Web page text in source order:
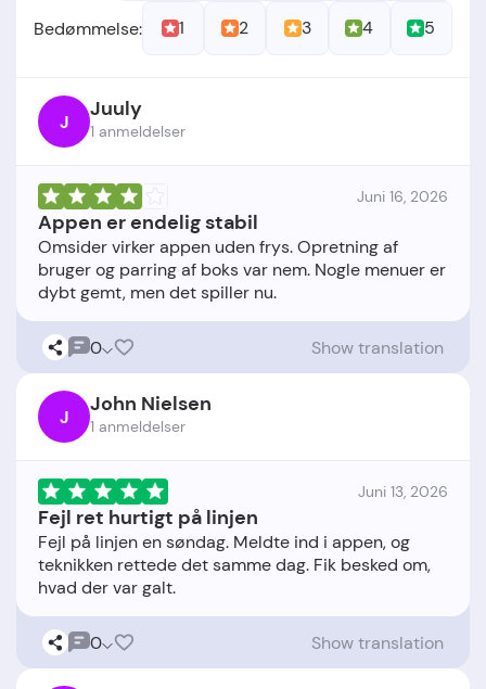
Bedømmelse: 1 2 3 4 5
J Juuly
1 anmeldelser
Juni 16, 2026
Appen er endelig stabil
Omsider virker appen uden frys. Opretning af
bruger og parring af boks var nem. Nogle menuer er
0 Show translation
J John Nielsen
1 anmeldelser
Juni 13, 2026
Fejl ret hurtigt på linjen
Fejl på linjen en søndag. Meldte ind i appen, og
teknikken rettede det samme dag. Fik besked om,
0 Show translation